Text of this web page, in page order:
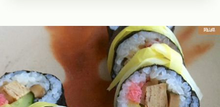
岡山県